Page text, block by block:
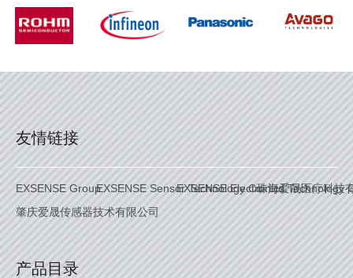
友情链接
EXSENSE GroupEXSENSE Sensor Technology Co. Ltd.
EXSENSE Electronics Technology
珠海爱晟医疗科技
肇庆爱晟传感器技术有限公司
产品目录